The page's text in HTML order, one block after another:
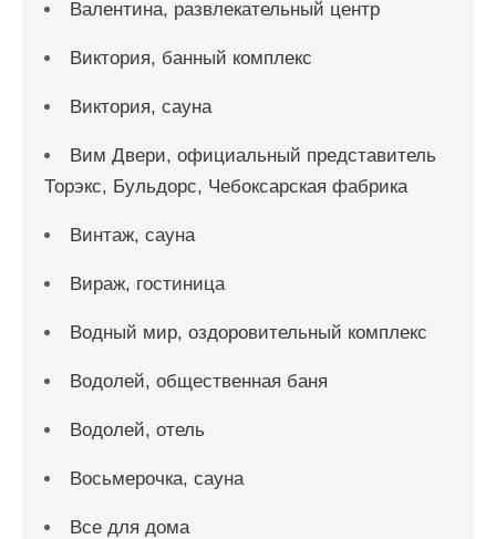
Валентина, развлекательный центр
Виктория, банный комплекс
Виктория, сауна
Вим Двери, официальный представитель
Торэкс, Бульдорс, Чебоксарская фабрика
Винтаж, сауна
Вираж, гостиница
Водный мир, оздоровительный комплекс
Водолей, общественная баня
Водолей, отель
Восьмерочка, сауна
Все для дома